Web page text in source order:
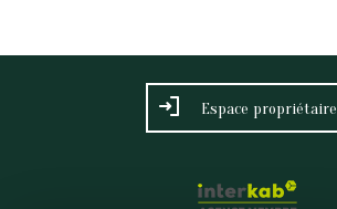
Espace propriétaire